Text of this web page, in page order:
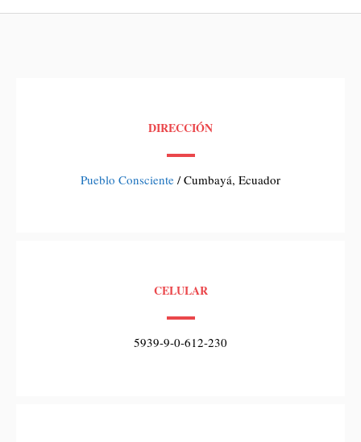
DIRECCIÓN
Pueblo Consciente / Cumbayá, Ecuador
CELULAR
5939-9-0-612-230